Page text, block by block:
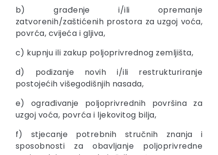
b) građenje i/ili opremanje
zatvorenih/zaštićenih prostora za uzgoj voća,
povrća, cvijeća i gljiva,
c) kupnju ili zakup poljoprivrednog zemljišta,
d) podizanje novih i/ili restrukturiranje
postojećih višegodišnjih nasada,
e) ograđivanje poljoprivrednih površina za
uzgoj voća, povrća i ljekovitog bilja,
f) stjecanje potrebnih stručnih znanja i
sposobnosti za obavljanje poljoprivredne